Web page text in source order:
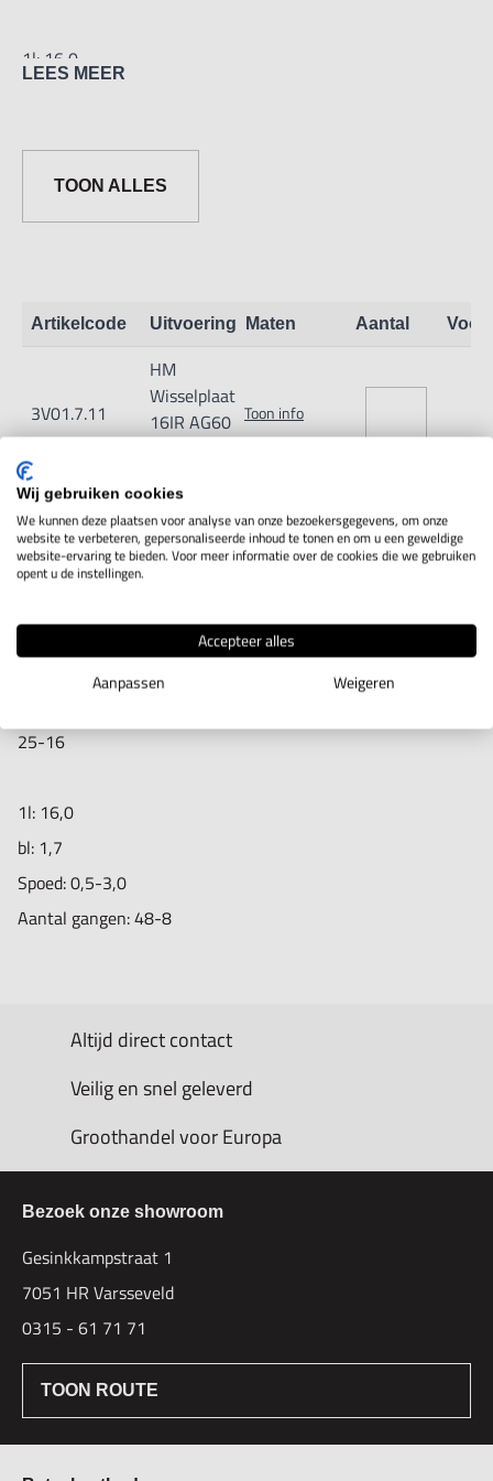
1l: 16,0
LEES MEER
TOON ALLES
Artikelcode Uitvoering Maten Aantal
3V01.7.11
HM
Wisselplaat
16IR AG60 Toon info
IN WINKELWAGEN
Productomschrijving
25-16
1l: 16,0
bl: 1,7
Spoed: 0,5-3,0
Aantal gangen: 48-8
Altijd direct contact
Veilig en snel geleverd
Groothandel voor Europa
Bezoek onze showroom
Gesinkkampstraat 1
7051 HR Varsseveld
0315 - 61 71 71
TOON ROUTE
Wij gebruiken cookies
We kunnen deze plaatsen voor analyse van onze bezoekersgegevens, om onze
website te verbeteren, gepersonaliseerde inhoud te tonen en om u een geweldige
website-ervaring te bieden. Voor meer informatie over de cookies die we gebruiken
opent u de instellingen.
Accepteer alles
Aanpassen
Weigeren